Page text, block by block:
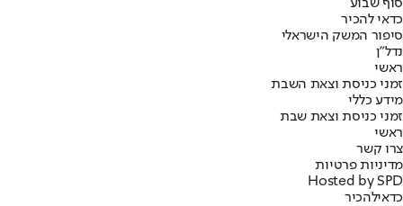
סוף שבוע
כדאי להכיר
סיפור המשק הישראלי
נדל"ן
ראשי
זמני כניסת וצאת השבת
מידע כללי
זמני כניסת וצאת שבת
ראשי
צרו קשר
מדיניות פרטיות
Hosted by SPD
כדאילהכיר